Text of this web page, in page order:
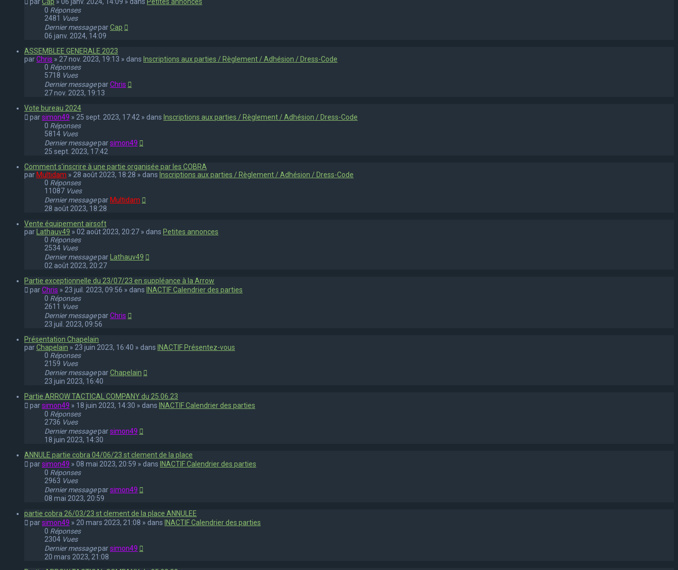
0 Réponses
2481 Vues
Dernier messageparCap
06 janv. 2024, 14:09
ASSEMBLEE GENERALE 2023
parChris » 27 nov. 2023, 19:13 » dans Inscriptions aux parties / Règlement / Adhésion / Dress-Code
0 Réponses
5718 Vues
Dernier messageparChris
27 nov. 2023, 19:13
Vote bureau 2024
parsimon49 » 25 sept. 2023, 17:42 » dans Inscriptions aux parties / Règlement / Adhésion / Dress-Code
0 Réponses
5814 Vues
Dernier messageparsimon49
25 sept. 2023, 17:42
Comment s'inscrire à une partie organisée par les COBRA
par Multidam » 28 août 2023, 18:28 » dans Inscriptions aux parties / Règlement / Adhésion / Dress-Code
0 Réponses
11087 Vues
Dernier messagepar Multidam
28 août 2023, 18:28
Vente équipement airsoft
par
Lathauv49 » 02 août 2023, 20:27 » dans Petites annonces
0 Réponses
2534 Vues
Dernier messagepar
Lathauv49
02 août 2023, 20:27
Partie exceptionnelle du 23/07/23 en suppléance à la Arrow
parChris » 23 juil. 2023, 09:56 » dans INACTIF Calendrier des parties
0 Réponses
2611 Vues
Dernier messageparChris
23 juil. 2023, 09:56
Présentation Chapelain
parChapelain » 23 juin 2023, 16:40 » dans INACTIF Présentez-vous
0 Réponses
2159 Vues
Dernier messageparChapelain
23 juin 2023, 16:40
Partie ARROW TACTICAL COMPANY du 25.06.23
parsimon49 » 18 juin 2023, 14:30 » dans INACTIF Calendrier des parties
0 Réponses
2736 Vues
Dernier messageparsimon49
18 juin 2023, 14:30
ANNULE partie cobra 04/06/23 st clement de la place
parsimon49 » 08 mai 2023, 20:59 » dans INACTIF Calendrier des parties
0 Réponses
2963 Vues
Dernier messageparsimon49
08 mai 2023, 20:59
partie cobra 26/03/23 st clement de la place ANNULEE
parsimon49 » 20 mars 2023, 21:08 » dans INACTIF Calendrier des parties
0 Réponses
2304 Vues
Dernier messageparsimon49
20 mars 2023, 21:08